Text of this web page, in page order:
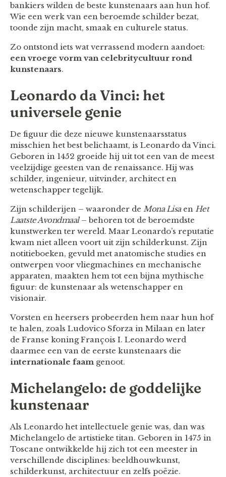
bankiers wilden de beste kunstenaars aan hun hof.
Wie een werk van een beroemde schilder bezat,
toonde zijn macht, smaak en culturele status.
Zo ontstond iets wat verrassend modern aandoet:
een vroege vorm van celebritycultuur rond
kunstenaars.
Leonardo da Vinci: het
universele genie
De figuur die deze nieuwe kunstenaarsstatus
misschien het best belichaamt, is Leonardo da Vinci.
Geboren in 1452 groeide hij uit tot een van de meest
veelzijdige geesten van de renaissance. Hij was
schilder, ingenieur, uitvinder, architect en
wetenschapper tegelijk.
Zijn schilderijen – waaronder de Mona Lisaen Het
Laatste Avondmaal– behoren tot de beroemdste
kunstwerken ter wereld. Maar Leonardo’s reputatie
kwam niet alleen voort uit zijn schilderkunst. Zijn
notitieboeken, gevuld met anatomische studies en
ontwerpen voor vliegmachines en mechanische
apparaten, maakten hem tot een bijna mythische
figuur: de kunstenaar als wetenschapper en
visionair.
Vorsten en heersers probeerden hem naar hun hof
te halen, zoals Ludovico Sforza in Milaan en later
de Franse koning François I. Leonardo werd
daarmee een van de eerste kunstenaars die
internationale faam genoot.
Michelangelo: de goddelijke
kunstenaar
Als Leonardo het intellectuele genie was, dan was
Michelangelo de artistieke titan. Geboren in 1475 in
Toscane ontwikkelde hij zich tot een meester in
verschillende disciplines: beeldhouwkunst,
schilderkunst, architectuur en zelfs poëzie.